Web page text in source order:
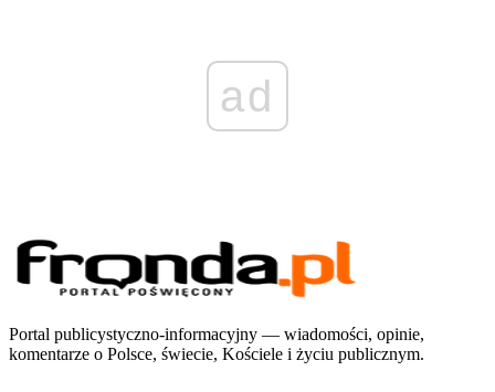
ad
Portal publicystyczno-informacyjny — wiadomości, opinie,
komentarze o Polsce, świecie, Kościele i życiu publicznym.